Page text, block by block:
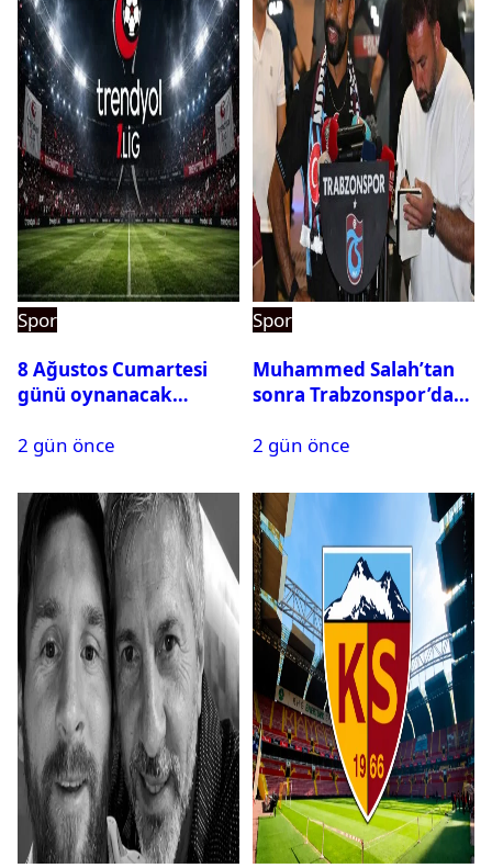
Spor
8 Ağustos Cumartesi
günü oynanacak
2 gün önce
Spor
Muhammed Salah’tan
sonra Trabzonspor’dan
2 gün önce